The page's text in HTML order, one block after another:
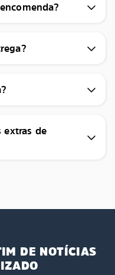
extras de
DE NOTÍCIAS